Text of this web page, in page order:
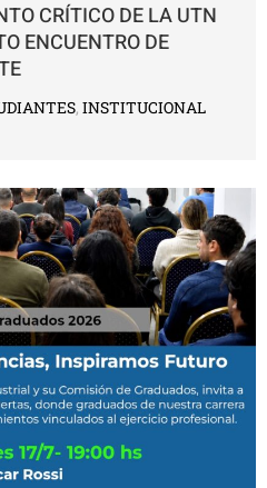
CRÍTICO DE LA UTN
ENCUENTRO DE
, INSTITUCIONAL